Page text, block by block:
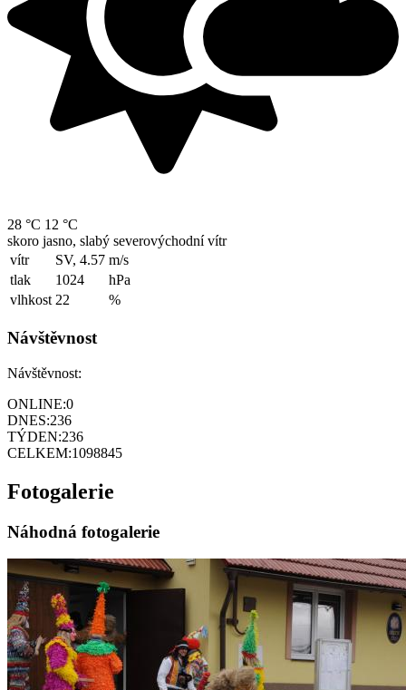
28 °C 12 °C
skoro jasno, slabý severovýchodní vítr
vítr
SV, 4.57 m/s
tlak
1024
hPa
vlhkost 22 %
Návštěvnost
Návštěvnost:
ONLINE:0
DNES:236
TÝDEN:236
CELKEM:1098845
Fotogalerie
Náhodná fotogalerie